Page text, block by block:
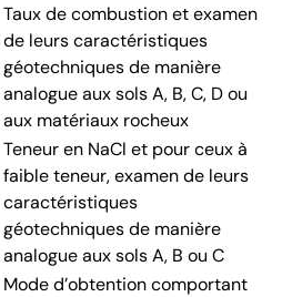
Taux de combustion et examen
de leurs caractéristiques
géotechniques de manière
analogue aux sols A, B, C, D ou
aux matériaux rocheux
Teneur en NaCl et pour ceux à
faible teneur, examen de leurs
caractéristiques
géotechniques de manière
analogue aux sols A, B ou C
Mode d’obtention comportant